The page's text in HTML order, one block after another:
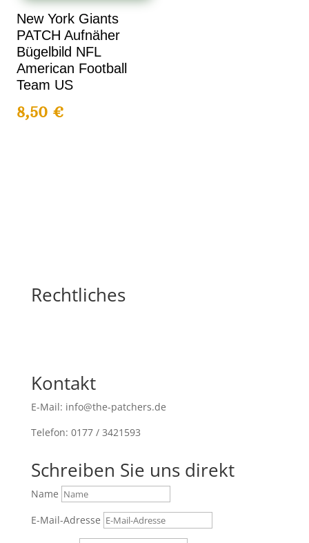
New York Giants
PATCH Aufnäher
Bügelbild NFL
American Football
Team US
8,50€
Rechtliches
Kontakt
E-Mail: info@the-patchers.de
Telefon: 0177 / 3421593
Schreiben Sie uns direkt
Name
E-Mail-Adresse